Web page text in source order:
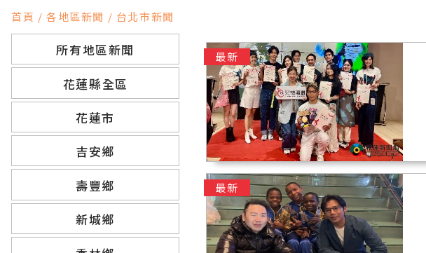
新城鄉
秀林鄉
首頁 / 各地區新聞 / 台北市新聞
所有地區新聞
花蓮縣全區
花蓮市
吉安鄉
壽豐鄉
新城鄉
最新
最新